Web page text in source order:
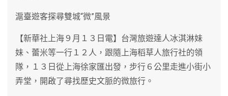
滬臺遊客探尋雙城“微”風景
【新華社上海９月１３日電】台灣旅遊達人冰淇淋妹
妹、蕾米等一行１２人，跟隨上海稻草人旅行社的領
隊，１３日從上海徐家匯出發，步行６公里走進小街小
弄堂，開啟了尋找歷史文脈的微旅行。